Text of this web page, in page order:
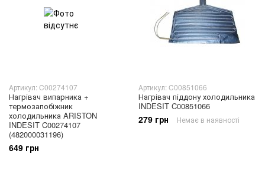
Артикул: C00274107
Нагрівач випарника +
термозапобіжник
холодильника ARISTON
INDESIT C00274107
(482000031196)
649 грн
Артикул: C00851066
Нагрівач піддону холодильника
INDESIT C00851066
279 грн Немає в наявності